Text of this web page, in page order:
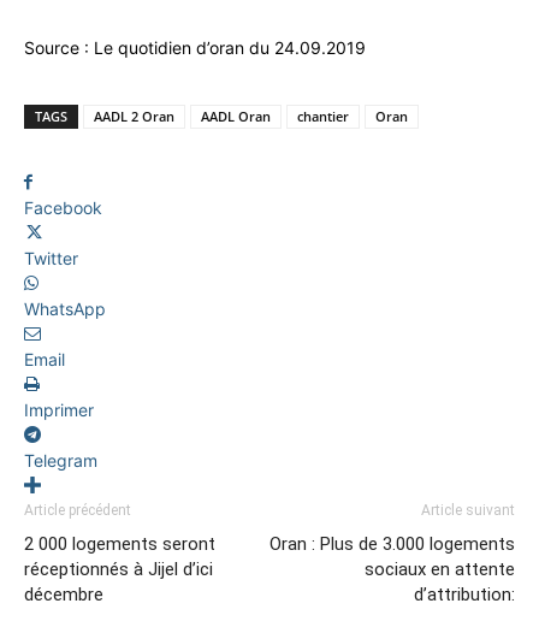
Source : Le quotidien d’oran du 24.09.2019
TAGS AADL 2 Oran AADL Oran chantier Oran
Facebook
Twitter
WhatsApp
Email
Imprimer
Telegram
Article précédent
2 000 logements seront
réceptionnés à Jijel d’ici
décembre
Article suivant
Oran : Plus de 3.000 logements
sociaux en attente
d’attribution: